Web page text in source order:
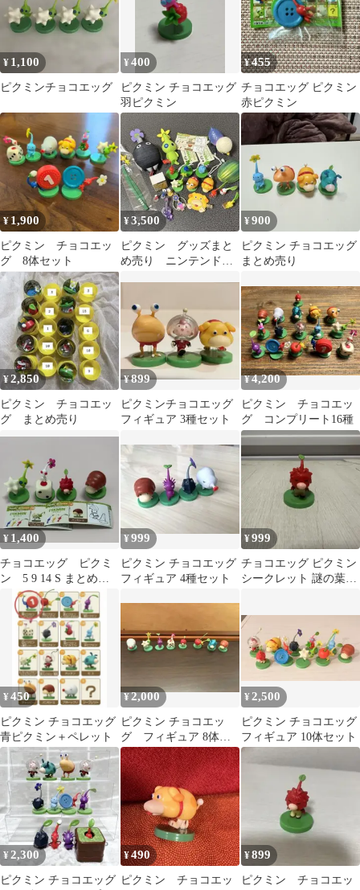
¥ 1,100
ピクミンチョコエッグ
¥400
ピクミン チョコエッグ
羽ピクミン
¥455
チョコエッグ ピクミン
赤ピクミン
¥ 1,900
ピクミン チョコエッ
グ 8体セット
¥3,500
ピクミン グッズまと
め売り ニンテンドー
¥900
ピクミン チョコエッグ
まとめ売り
¥2,850
ピクミン チョコエッ
グ まとめ売り
¥899
ピクミンチョコエッグ
フィギュア 3種セット
¥4,200
ピクミン チョコエッ
グ コンプリート16種
¥ 1,400
チョコエッグ ピクミ
ン 5 9 14 S まとめ売
¥999
ピクミン チョコエッグ
フィギュア 4種セット
¥999
チョコエッグ ピクミン
シークレット 謎の葉っ
¥450
ピクミン チョコエッグ
青ピクミン＋ペレット
¥2,000
ピクミン チョコエッ
グ フィギュア 8体セ
ット
¥ 2,500
ピクミン チョコエッグ
フィギュア 10体セット
¥2,300
ピクミン チョコエッグ
¥490
ピクミン チョコエッ
¥899
ピクミン チョコエッ